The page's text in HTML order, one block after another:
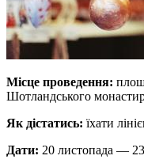
Місце проведення:
Шотландського
Як дістатись: їхати
Дати: 20 листопада —